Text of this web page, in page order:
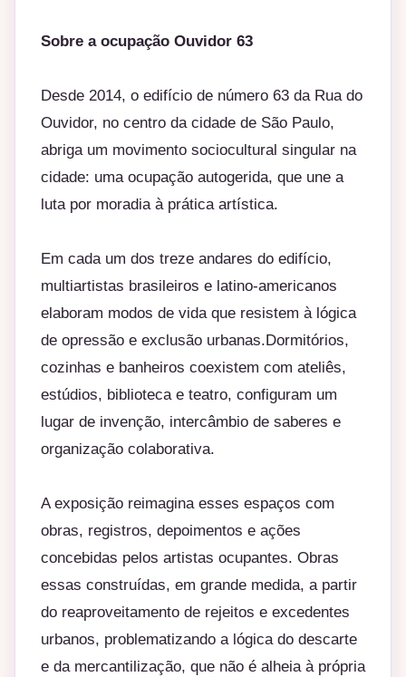
Sobre a ocupação Ouvidor 63
Desde 2014, o edifício de número 63 da Rua do
Ouvidor, no centro da cidade de São Paulo,
abriga um movimento sociocultural singular na
cidade: uma ocupação autogerida, que une a
luta por moradia à prática artística.
Em cada um dos treze andares do edifício,
multiartistas brasileiros e latino-americanos
elaboram modos de vida que resistem à lógica
de opressão e exclusão urbanas.Dormitórios,
cozinhas e banheiros coexistem com ateliês,
estúdios, biblioteca e teatro, configuram um
lugar de invenção, intercâmbio de saberes e
organização colaborativa.
A exposição reimagina esses espaços com
obras, registros, depoimentos e ações
concebidas pelos artistas ocupantes. Obras
essas construídas, em grande medida, a partir
do reaproveitamento de rejeitos e excedentes
urbanos, problematizando a lógica do descarte
e da mercantilização, que não é alheia à própria